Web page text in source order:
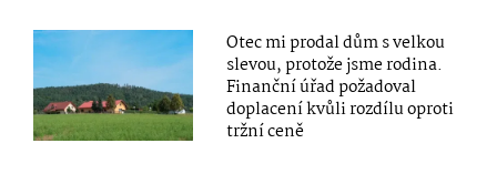
Otec mi prodal dům s velkou
slevou, protože jsme rodina.
Finanční úřad požadoval
doplacení kvůli rozdílu oproti
tržní ceně